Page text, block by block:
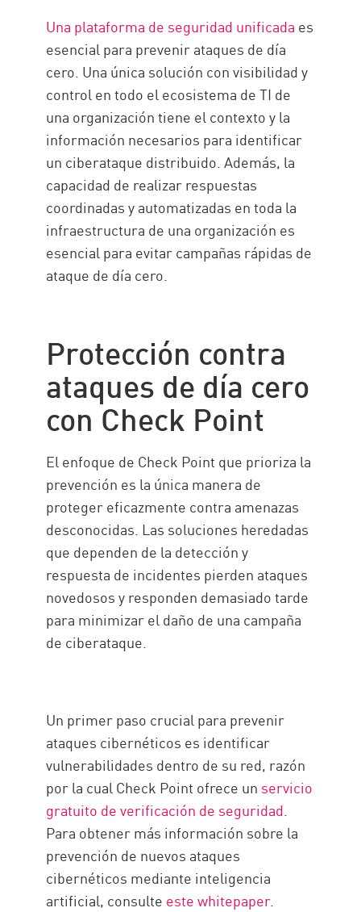
Una plataforma de seguridad unificada es
esencial para prevenir ataques de día
cero. Una única solución con visibilidad y
control en todo el ecosistema de TI de
una organización tiene el contexto y la
información necesarios para identificar
un ciberataque distribuido. Además, la
capacidad de realizar respuestas
coordinadas y automatizadas en toda la
infraestructura de una organización es
esencial para evitar campañas rápidas de
ataque de día cero.
Protección contra
ataques de día cero
con Check Point
El enfoque de Check Point que prioriza la
prevención es la única manera de
proteger eficazmente contra amenazas
desconocidas. Las soluciones heredadas
que dependen de la detección y
respuesta de incidentes pierden ataques
novedosos y responden demasiado tarde
para minimizar el daño de una campaña
de ciberataque.
Un primer paso crucial para prevenir
ataques cibernéticos es identificar
vulnerabilidades dentro de su red, razón
por la cual Check Point ofrece un servicio
gratuito de verificación de seguridad.
Para obtener más información sobre la
prevención de nuevos ataques
cibernéticos mediante inteligencia
artificial, consulte este whitepaper.